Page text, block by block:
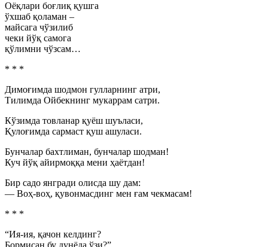
Оёқлари боғлиқ қушга
ўхшаб қоламан –
майсага чўзилиб
чеки йўқ самога
қўлимни чўзсам…
* * *
Димоғимда шодмон гулларнинг атри,
Тилимда Ойбекнинг мукаррам сатри.
Кўзимда товланар қуёш шуъласи,
Қулоғимда сармаст қуш ашуласи.
Бунчалар бахтлиман, бунчалар шодман!
Куч йўқ айирмоққа мени ҳаётдан!
Бир садо янгради олисда шу дам:
— Воҳ-воҳ, қувонмасдинг мен ғам чекмасам!
* * *
“Ия-ия, қачон келдинг?
Бормисан бу дунёда ўзи?”